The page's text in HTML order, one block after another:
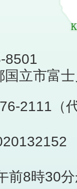
8501
国立市富
2111（
前8時30